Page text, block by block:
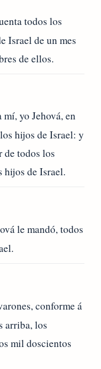
todos los
Israel de un mes
de ellos.
yo Jehová, en
hijos de Israel: y
de todos los
hijos de Israel.
le mandó, todos
conforme á
arriba, los
mil doscientos